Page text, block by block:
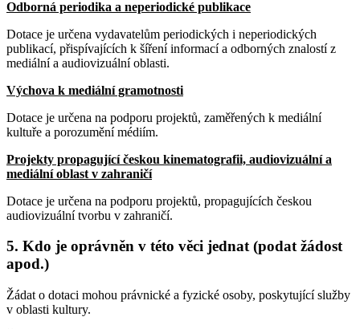
Odborná periodika a neperiodické publikace
Dotace je určena vydavatelům periodických i neperiodických
publikací, přispívajících k šíření informací a odborných znalostí z
mediální a audiovizuální oblasti.
Výchova k mediální gramotnosti
Dotace je určena na podporu projektů, zaměřených k mediální
kultuře a porozumění médiím.
Projekty propagující českou kinematografii, audiovizuální a
mediální oblast v zahraničí
Dotace je určena na podporu projektů, propagujících českou
audiovizuální tvorbu v zahraničí.
5. Kdo je oprávněn v této věci jednat (podat žádost
apod.)
Žádat o dotaci mohou právnické a fyzické osoby, poskytující služby
v oblasti kultury.